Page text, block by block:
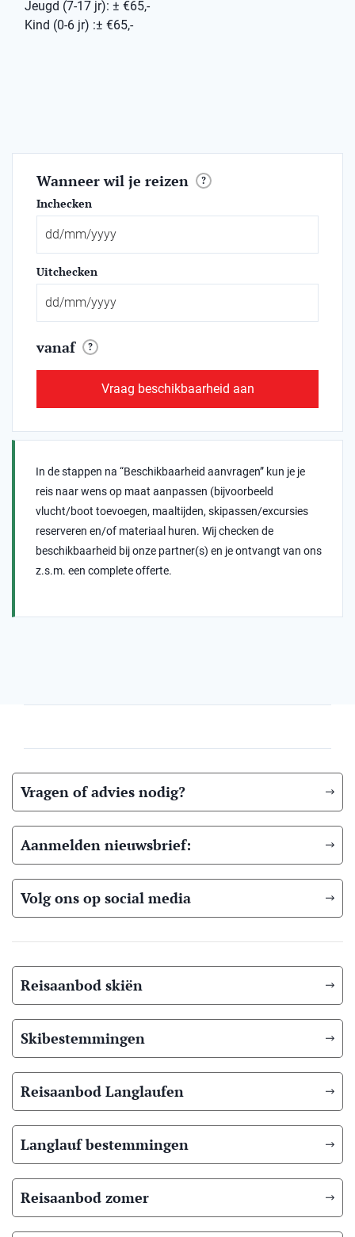
Jeugd (7-17 jr): ± €65,-
Kind (0-6 jr) :± €65,-
Wanneer wil je reizen ?
Inchecken
Uitchecken
vanaf ?
Vraag beschikbaarheid aan
In de stappen na “Beschikbaarheid aanvragen” kun je je
reis naar wens op maat aanpassen (bijvoorbeeld
vlucht/boot toevoegen, maaltijden, skipassen/excursies
reserveren en/of materiaal huren. Wij checken de
beschikbaarheid bij onze partner(s) en je ontvangt van ons
z.s.m. een complete offerte.
Vragen of advies nodig?
Aanmelden nieuwsbrief:
Volg ons op social media
Reisaanbod skiën
Skibestemmingen
Reisaanbod Langlaufen
Langlauf bestemmingen
Reisaanbod zomer